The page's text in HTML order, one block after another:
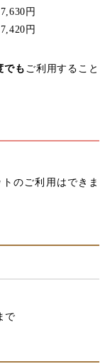
円
円
でも ご利用すること
のご利用はできま
で